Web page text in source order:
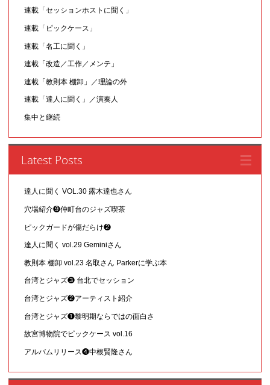
連載「セッションホストに聞く」
連載「ピックケース」
連載「名工に聞く」
連載「改造／工作／メンテ」
連載「教則本 棚卸」／理論の外
連載「達人に聞く」／演奏人
集中と継続
Latest Posts
達人に聞く VOL.30 露木達也さん
穴場紹介❾仲町台のジャズ喫茶
ピックガードが傷だらけ❷
達人に聞く vol.29 Geminiさん
教則本 棚卸 vol.23 名取さん Parkerに学ぶ本
台湾とジャズ❸ 台北でセッション
台湾とジャズ❷アーティスト紹介
台湾とジャズ❶黎明期ならではの面白さ
故宮博物院でピックケース vol.16
アルバムリリース❹中根賢隆さん